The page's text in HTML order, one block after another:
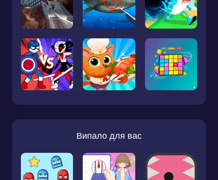
Випало для вас